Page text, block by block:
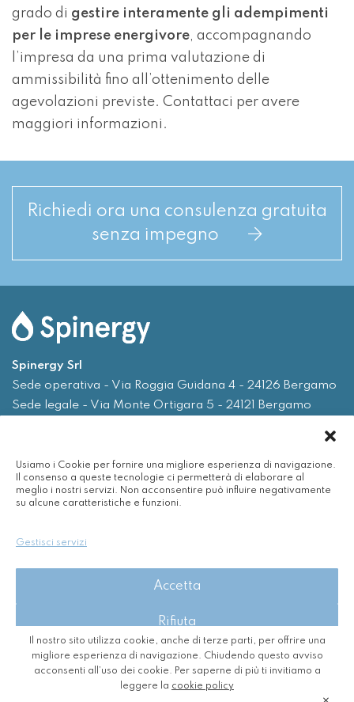
Usiamo i Cookie per fornire una migliore esperienza di navigazione.
Il consenso a queste tecnologie ci permetterà di elaborare al
meglio i nostri servizi. Non acconsentire può influire negativamente
su alcune caratteristiche e funzioni.
Gestisci servizi
Accetta
Rifiuta
Visualizza le preferenze
grado di gestire interamente gli adempimenti
per le imprese energivore, accompagnando
l’impresa da una prima valutazione di
ammissibilità fino all’ottenimento delle
agevolazioni previste. Contattaci per avere
maggiori informazioni.
Richiedi ora una consulenza gratuita
senza impegno
Spinergy Srl
Sede operativa - Via Roggia Guidana 4 - 24126 Bergamo
Sede legale - Via Monte Ortigara 5 - 24121 Bergamo
Email
info@spinergy.it
Servizi
2026 - Spinergy Srl - P. IVA 03718630167
Cookie Policy- CREDITS
Il nostro sito utilizza cookie, anche di terze parti, per offrire una
migliore esperienza di navigazione. Chiudendo questo avviso
acconsenti all’uso dei cookie. Per saperne di più ti invitiamo a
leggere la cookie policy